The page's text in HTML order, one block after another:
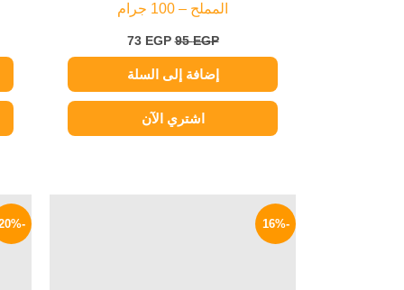
المملح – 100 جرام
95EGP
73 EGP
إضافة إلى السلة
اشتري الآن
-16%
-20%